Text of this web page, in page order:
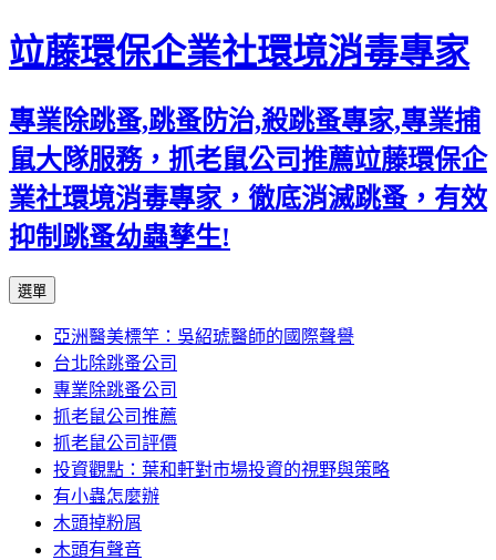
竝藤環保企業社環境消毒專家
專業除跳蚤,跳蚤防治,殺跳蚤專家,專業捕
鼠大隊服務，抓老鼠公司推薦竝藤環保企
業社環境消毒專家，徹底消滅跳蚤，有效
抑制跳蚤幼蟲孳生!
選單
內
容
區
亞洲醫美標竿：吳紹琥醫師的國際聲譽
台北除跳蚤公司
專業除跳蚤公司
抓老鼠公司推薦
抓老鼠公司評價
投資觀點：葉和軒對市場投資的視野與策略
有小蟲怎麼辦
木頭掉粉屑
木頭有聲音